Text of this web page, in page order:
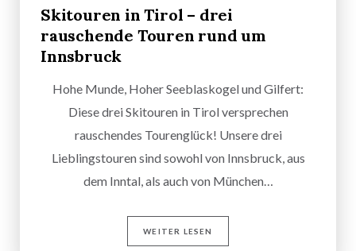
Skitouren in Tirol – drei
rauschende Touren rund um
Innsbruck
Hohe Munde, Hoher Seeblaskogel und Gilfert:
Diese drei Skitouren in Tirol versprechen
rauschendes Tourenglück! Unsere drei
Lieblingstouren sind sowohl von Innsbruck, aus
dem Inntal, als auch von München…
WEITER LESEN